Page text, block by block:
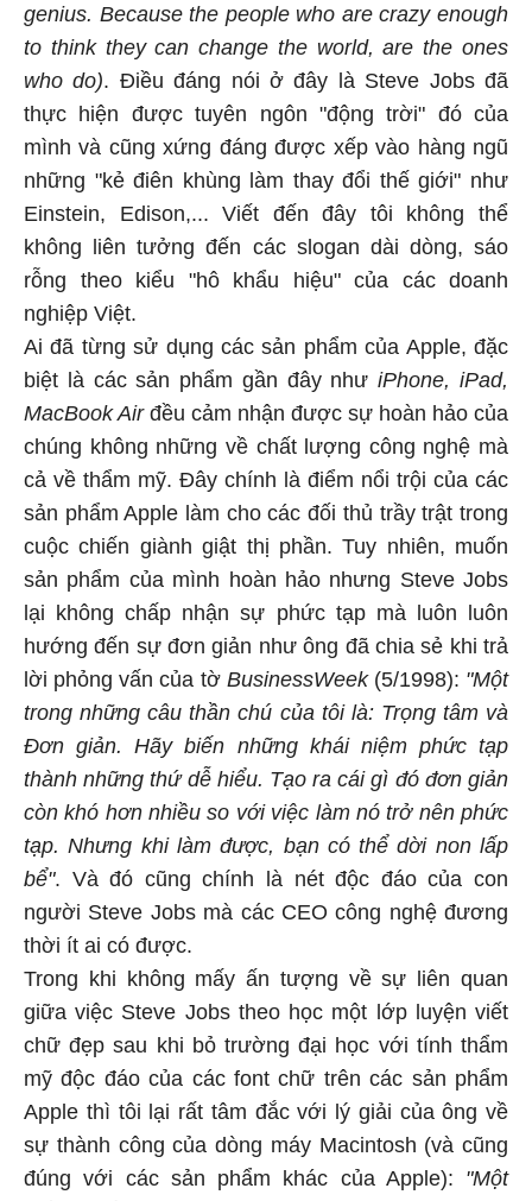
genius. Because the people who are crazy enough
to think they can change the world, are the ones
who do). Điều đáng nói ở đây là Steve Jobs đã
thực hiện được tuyên ngôn "động trời" đó của
mình và cũng xứng đáng được xếp vào hàng ngũ
những "kẻ điên khùng làm thay đổi thế giới" như
Einstein, Edison,... Viết đến đây tôi không thể
không liên tưởng đến các slogan dài dòng, sáo
rỗng theo kiểu "hô khẩu hiệu" của các doanh
nghiệp Việt.
Ai đã từng sử dụng các sản phẩm của Apple, đặc
biệt là các sản phẩm gần đây nhưiPhone, iPad,
MacBook Airđều cảm nhận được sự hoàn hảo của
chúng không những về chất lượng công nghệ mà
cả về thẩm mỹ. Đây chính là điểm nổi trội của các
sản phẩm Apple làm cho các đối thủ trầy trật trong
cuộc chiến giành giật thị phần. Tuy nhiên, muốn
sản phẩm của mình hoàn hảo nhưng Steve Jobs
lại không chấp nhận sự phức tạp mà luôn luôn
hướng đến sự đơn giản như ông đã chia sẻ khi trả
lời phỏng vấn của tờ BusinessWeek(5/1998): "Một
trong những câu thần chú của tôi là: Trọng tâm và
Đơn giản. Hãy biến những khái niệm phức tạp
thành những thứ dễ hiểu. Tạo ra cái gì đó đơn giản
còn khó hơn nhiều so với việc làm nó trở nên phức
tạp. Nhưng khi làm được, bạn có thể dời non lấp
bể". Và đó cũng chính là nét độc đáo của con
người Steve Jobs mà các CEO công nghệ đương
thời ít ai có được.
Trong khi không mấy ấn tượng về sự liên quan
giữa việc Steve Jobs theo học một lớp luyện viết
chữ đẹp sau khi bỏ trường đại học với tính thẩm
mỹ độc đáo của các font chữ trên các sản phẩm
Apple thì tôi lại rất tâm đắc với lý giải của ông về
sự thành công của dòng máy Macintosh (và cũng
đúng với các sản phẩm khác của Apple): "Một